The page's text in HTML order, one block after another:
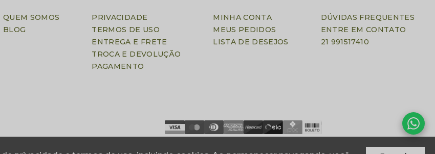
QUEM SOMOS
BLOG
PRIVACIDADE
TERMOS DE USO
ENTREGA E FRETE
TROCA E DEVOLUÇÃO
PAGAMENTO
MINHA CONTA
MEUS PEDIDOS
LISTA DE DESEJOS
DÚVIDAS FREQUENTES
ENTRE EM CONTATO
21 991517410